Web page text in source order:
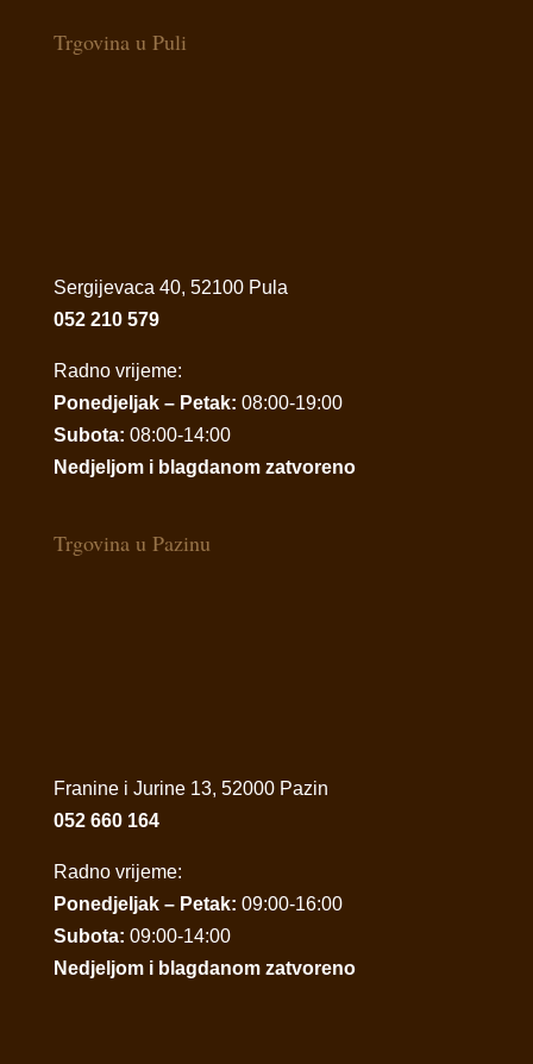
Trgovina u Puli
Sergijevaca 40, 52100 Pula
052 210 579
Radno vrijeme:
Ponedjeljak – Petak: 08:00-19:00
Subota: 08:00-14:00
Nedjeljom i blagdanom zatvoreno
Trgovina u Pazinu
Franine i Jurine 13, 52000 Pazin
052 660 164
Radno vrijeme:
Ponedjeljak – Petak: 09:00-16:00
Subota: 09:00-14:00
Nedjeljom i blagdanom zatvoreno